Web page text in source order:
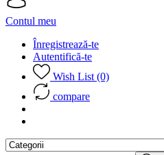
Contul meu
Înregistrează-te
Autentifică-te
Wish List (0)
compare